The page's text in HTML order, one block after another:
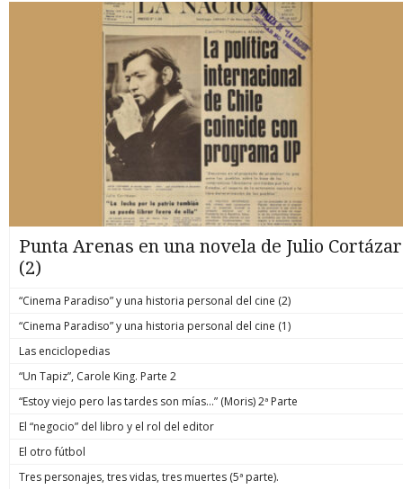
Punta Arenas en una novela de Julio Cortázar
(2)
“Cinema Paradiso” y una historia personal del cine (2)
“Cinema Paradiso” y una historia personal del cine (1)
Las enciclopedias
“Un Tapiz”, Carole King. Parte 2
“Estoy viejo pero las tardes son mías…” (Moris) 2ª Parte
El “negocio” del libro y el rol del editor
El otro fútbol
Tres personajes, tres vidas, tres muertes (5ª parte).